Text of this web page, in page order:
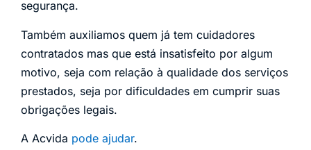
segurança.
Também auxiliamos quem já tem cuidadores
contratados mas que está insatisfeito por algum
motivo, seja com relação à qualidade dos serviços
prestados, seja por dificuldades em cumprir suas
obrigações legais.
A Acvida pode ajudar.